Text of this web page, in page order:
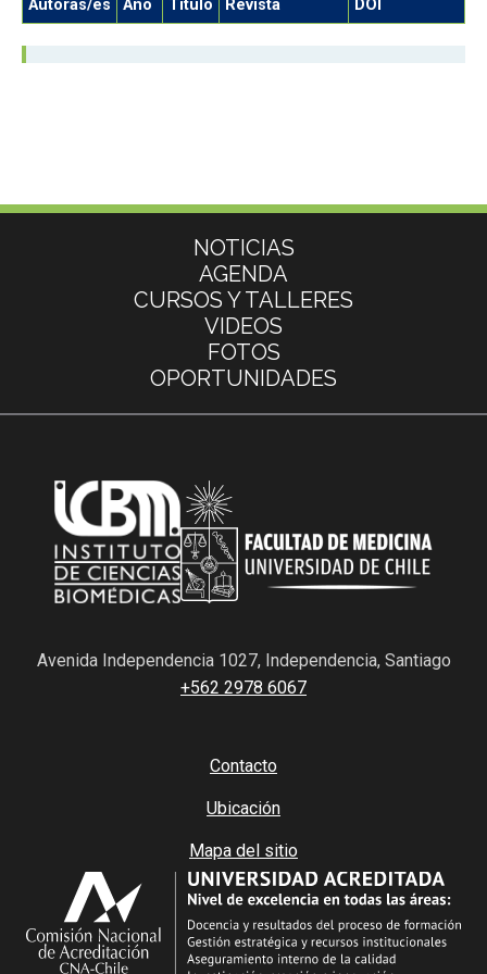
Autoras/es Año Título Revista DOI
NOTICIAS
AGENDA
CURSOS Y TALLERES
VIDEOS
FOTOS
OPORTUNIDADES
Avenida Independencia 1027, Independencia, Santiago
+562 2978 6067
Contacto
Ubicación
Mapa del sitio